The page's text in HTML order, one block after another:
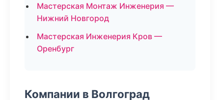
Мастерская Монтаж Инженерия —
Нижний Новгород
Мастерская Инженерия Кров —
Оренбург
Компании в Волгоград